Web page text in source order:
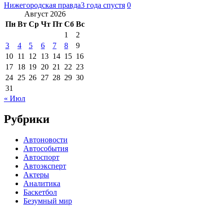
Нижегородская правда3 года спустя 0
Август 2026
Пн Вт Ср Чт Пт Сб Вс
1
2
3
4 5 6 7 8
9
10 11 12 13 14 15 16
17 18 19 20 21 22 23
24 25 26 27 28 29 30
31
« Июл
Рубрики
Автоновости
Автособытия
Автоспорт
Автоэксперт
Актеры
Аналитика
Баскетбол
Безумный мир